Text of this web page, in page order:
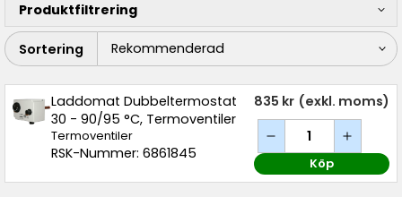
Produktfiltrering
Sortering
Laddomat Dubbeltermostat
30 - 90/95 °C, Termoventiler
Termoventiler
RSK-Nummer: 6861845
835 kr (exkl. moms)
Köp